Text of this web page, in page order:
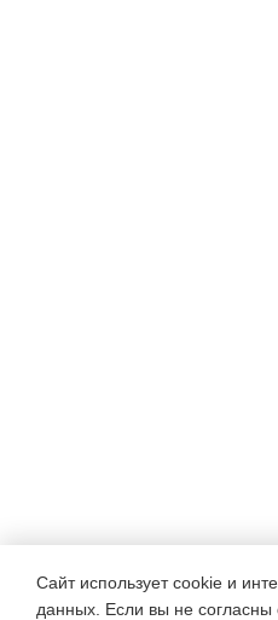
Сайт использует cookie и
данных. Если вы не согласны